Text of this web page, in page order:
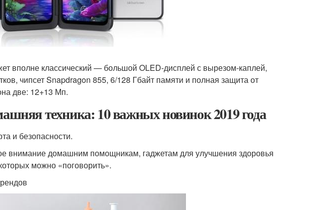
вполне классический — большой OLED-дисплей с вырезом-каплей,
чипсет Snapdragon 855, 6/128 Гбайт памяти и полная защита от
две: 12+13 Мп.
техника: 10 важных новинок 2019 года
и безопасности.
внимание домашним помощникам, гаджетам для улучшения здоровья
можно «поговорить».